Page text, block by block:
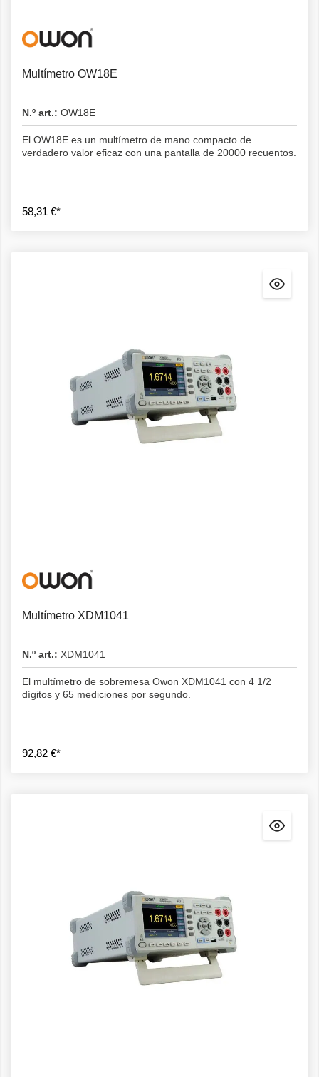
Multímetro OW18E
N.º art.: OW18E
El OW18E es un multímetro de mano compacto de
verdadero valor eficaz con una pantalla de 20000 recuentos.
58,31 €*
Multímetro XDM1041
N.º art.: XDM1041
El multímetro de sobremesa Owon XDM1041 con 4 1/2
dígitos y 65 mediciones por segundo.
92,82 €*